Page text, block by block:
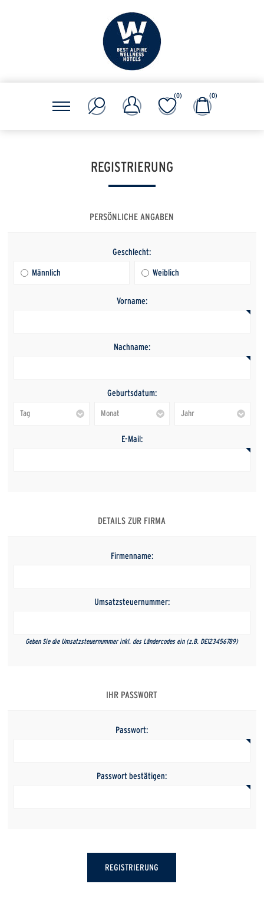
(0) (0)
REGISTRIERUNG
PERSÖNLICHE ANGABEN
Geschlecht:
Männlich Weiblich
Vorname:
Nachname:
Geburtsdatum:
E-Mail:
DETAILS ZUR FIRMA
Firmenname:
Umsatzsteuernummer:
Geben Sie die Umsatzsteuernummer inkl. des Ländercodes ein (z.B. DE123456789)
IHR PASSWORT
Passwort:
Passwort bestätigen: